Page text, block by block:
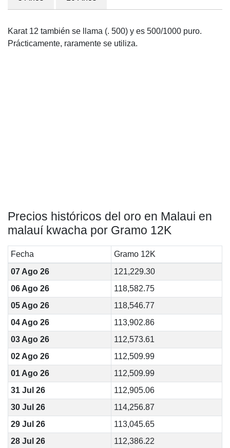
Karat 12 también se llama (. 500) y es 500/1000 puro.
Prácticamente, raramente se utiliza.
Precios históricos del oro en Malaui en
malauí kwacha por Gramo 12K
Fecha
Gramo 12K
07 Ago 26
121,229.30
06 Ago 26
118,582.75
05 Ago 26
118,546.77
04 Ago 26
113,902.86
03 Ago 26
112,573.61
02 Ago 26
112,509.99
01 Ago 26
112,509.99
31 Jul 26
112,905.06
30 Jul 26
114,256.87
29 Jul 26
113,045.65
28 Jul 26
112,386.22